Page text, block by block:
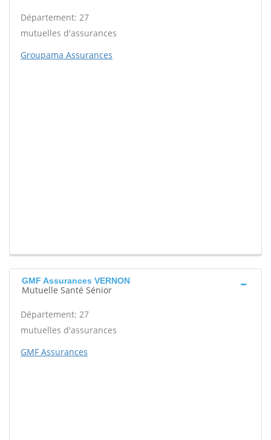
Département: 27
mutuelles d'assurances
Groupama Assurances
GMF Assurances VERNON
Mutuelle Santé Sénior
Département: 27
mutuelles d'assurances
GMF Assurances